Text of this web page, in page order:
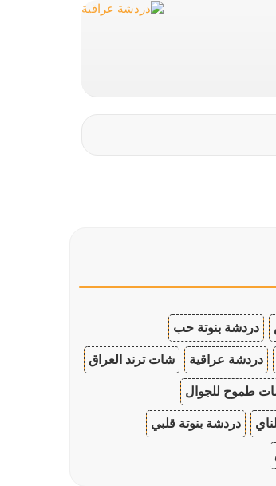
دردشة بنوتة حب
دردشة عراقية شات ترند العراق
طموح للجوال
دردشة بنوتة قلبي